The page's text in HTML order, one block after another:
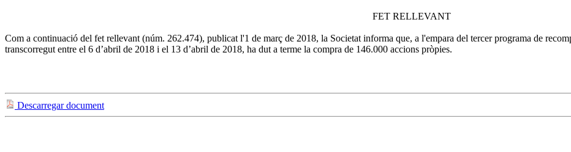
FET RELLEVANT
Com a continuació del fet rellevant (núm. 262.474), publicat l'1 de març de 2018, la Societat informa que, a l'empara del tercer programa de
transcorregut entre el 6 d’abril de 2018 i el 13 d’abril de 2018, ha dut a terme la compra de 146.000 accions pròpies.
Descarregar document